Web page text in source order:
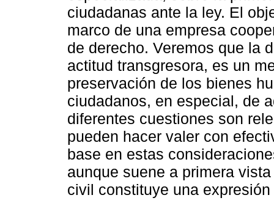
ciudadanas ante la ley. El
marco de una empresa
de derecho. Veremos que la
actitud transgresora, es un
preservación de los bienes
ciudadanos, en especial, de
diferentes cuestiones son
pueden hacer valer con
base en estas
aunque suene a primera
civil constituye una